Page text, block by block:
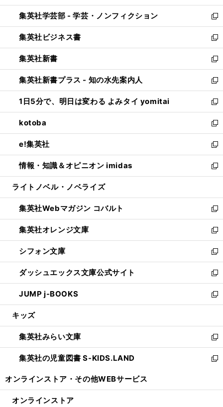
開
く
ウ
で
開
く
ン
ド
ウ
で
開
く
ウ
ィ
ン
ド
ウ
で
開
く
集英社学芸部 - 学芸・ノンフィクション
新
し
い
ウ
ィ
ン
ド
ウ
で
開
く
集英社ビジネス書
新
し
い
ウ
ィ
ン
ド
ウ
で
開
く
集英社新書
新
し
い
ウ
ィ
ン
ド
ウ
で
開
く
集英社新書プラス - 知の水先案内人
新
し
い
ウ
ィ
ン
ド
ウ
で
開
1日5分で、明日は変わる よみタイ yomitai
新
し
い
ウ
ィ
ン
ド
ウ
開
く
kotoba
新
し
い
ウ
ィ
ン
ウ
で
開
く
e!集英社
新
し
い
ウ
ン
ド
ウ
で
開
く
情報・知識＆オピニオン imidas
新
し
ウ
ィ
ン
ド
ウ
で
開
く
ライトノベル・ノベライズ
集英社Webマガジン コバルト
新
し
い
ウ
ィ
ン
ド
ウ
で
開
集英社オレンジ文庫
新
し
い
ウ
ィ
ン
ド
ウ
開
く
シフォン文庫
新
し
い
ウ
ィ
ン
ウ
で
開
く
ダッシュエックス文庫公式サイト
新
し
い
ウ
ン
ド
ウ
で
JUMP j-BOOKS
新
し
ウ
ィ
ン
ド
開
キッズ
集英社みらい文庫
新
し
い
ン
集英社の児童図書 S-KIDS.LAND
新
ウ
オンラインストア・ その他WEBサービス
オンラインストア